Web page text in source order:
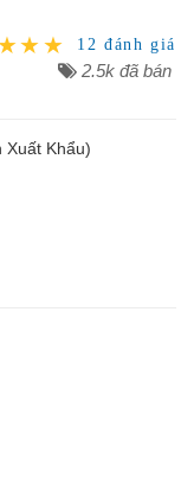
12 đánh giá
2.5k đã bán
Xuất Khẩu)